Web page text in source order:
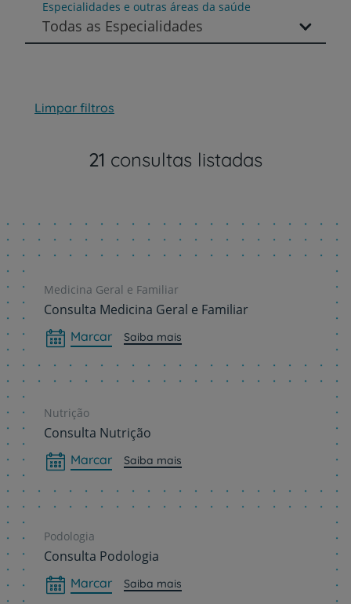
Especialidades e outras áreas da saúde
Todas as Especialidades
Limpar filtros
21 consultas listadas
Medicina Geral e Familiar
Consulta Medicina Geral e Familiar
Marcar Saiba mais
Nutrição
Consulta Nutrição
Marcar Saiba mais
Podologia
Consulta Podologia
Marcar Saiba mais